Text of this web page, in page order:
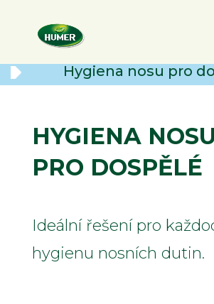
Hygiena nosu pro
HYGIENA NOSU
PRO DOSPĚLÉ
Ideální řešení pro
hygienu nosních dutin.